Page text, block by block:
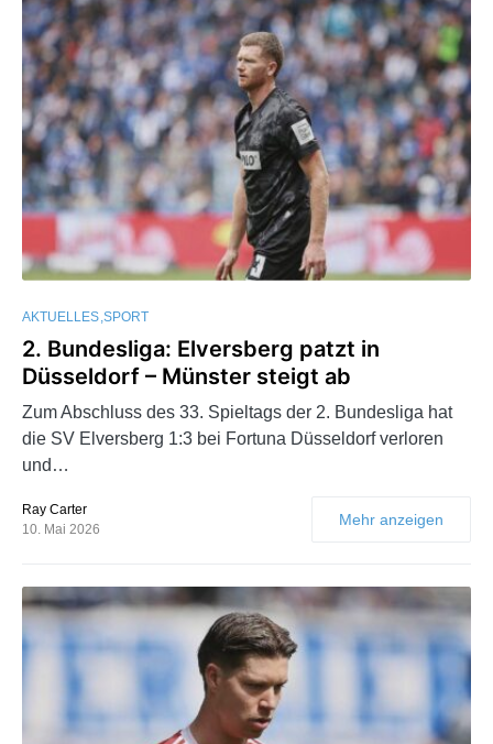
AKTUELLES SPORT
2. Bundesliga: Elversberg patzt in
Düsseldorf – Münster steigt ab
Zum Abschluss des 33. Spieltags der 2. Bundesliga hat
die SV Elversberg 1:3 bei Fortuna Düsseldorf verloren
und…
Ray Carter
10. Mai 2026
Mehr anzeigen